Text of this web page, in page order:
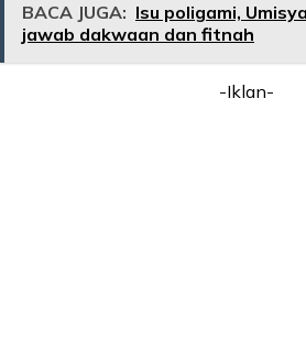
BACA JUGA: Isu poligami,
jawab dakwaan dan fitnah
-Iklan-